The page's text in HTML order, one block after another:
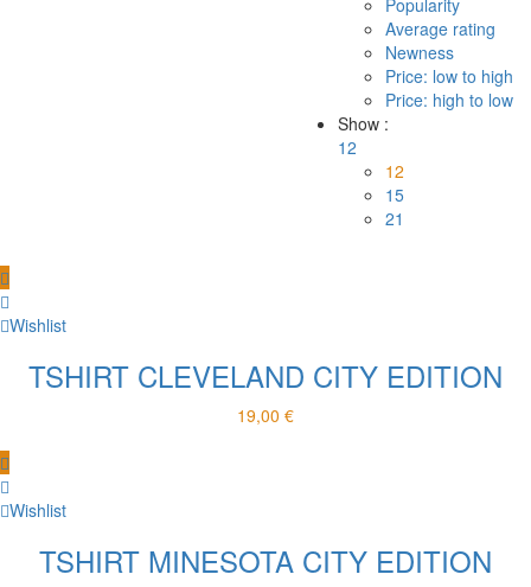
Popularity
Average rating
Newness
Price: low to high
Price: high to low
Show :
12
12
15
21
Wishlist
TSHIRT CLEVELAND CITY EDITION
19,00 €
Wishlist
TSHIRT MINESOTA CITY EDITION